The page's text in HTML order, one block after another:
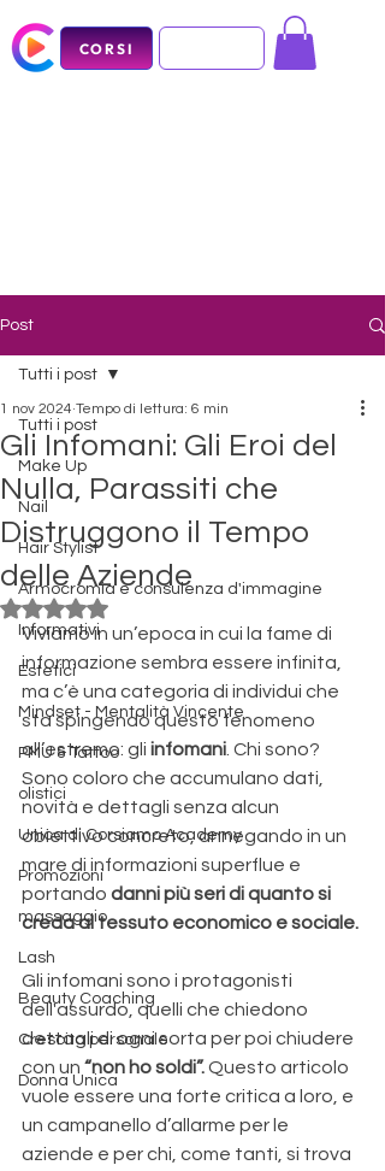
CORSI
Post
Tutti i post
Make Up
Nail
Hair Stylist
Armocromia e consulenza d'immagine
Informativi
Estetici
Mindset - Mentalità Vincente
PMU & Tattoo
olistici
Unica di Corsiamo Academy
Promozioni
massaggio
Lash
Beauty Coaching
Crescita personale
Donna Unica
Tutti i post
Gli Infomani: Gli Eroi del
Nulla, Parassiti che
Distruggono il Tempo
delle Aziende
1 nov 2024 Tempo di lettura: 6 min
Valutazione NaN stelle su 5.
Viviamo in un’epoca in cui la fame di
informazione sembra essere infinita,
ma c’è una categoria di individui che
sta spingendo questo fenomeno
all’estremo: gli infomani. Chi sono?
Sono coloro che accumulano dati,
novità e dettagli senza alcun
obiettivo concreto, annegando in un
mare di informazioni superflue e
portando danni più seri di quanto si
creda al tessuto economico e sociale.
Gli infomani sono i protagonisti
dell'assurdo, quelli che chiedono
dettagli di ogni sorta per poi chiudere
con un “non ho soldi”. Questo articolo
vuole essere una forte critica a loro, e
un campanello d’allarme per le
aziende e per chi, come tanti, si trova